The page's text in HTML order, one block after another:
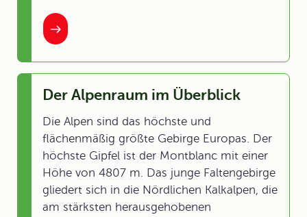
Der Alpenraum im Überblick
Die Alpen sind das höchste und
flächenmäßig größte Gebirge Europas. Der
höchste Gipfel ist der Montblanc mit einer
Höhe von 4807 m. Das junge Faltengebirge
gliedert sich in die Nördlichen Kalkalpen, die
am stärksten herausgehobenen